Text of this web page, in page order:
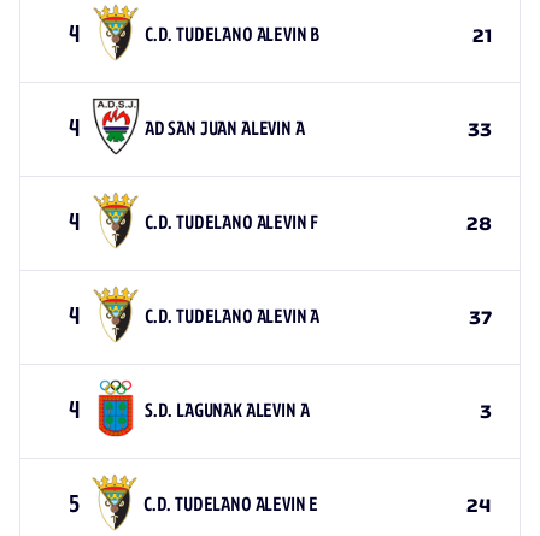
4 C.D. TUDELANO ALEVIN B 21
4 AD SAN JUAN ALEVIN A 33
4 C.D. TUDELANO ALEVIN F 28
4 C.D. TUDELANO ALEVIN A 37
4 S.D. LAGUNAK ALEVIN A 3
5 C.D. TUDELANO ALEVIN E 24